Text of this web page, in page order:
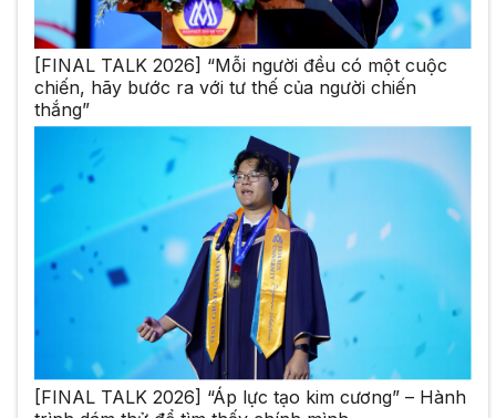
[FINAL TALK 2026] “Mỗi người đều có một cuộc
chiến, hãy bước ra với tư thế của người chiến
thắng”
[FINAL TALK 2026] “Áp lực tạo kim cương” – Hành